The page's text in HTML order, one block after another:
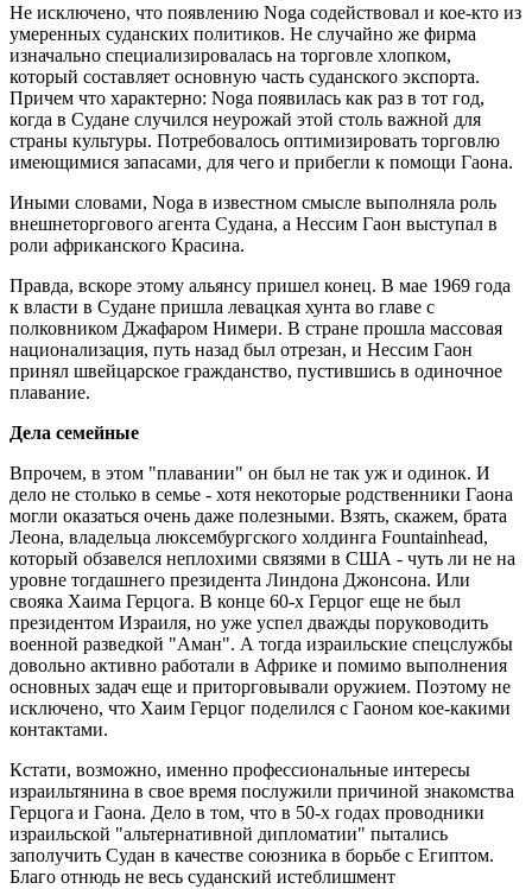
Не исключено, что появлению Noga содействовал и кое-кто из
умеренных суданских политиков. Не случайно же фирма
изначально специализировалась на торговле хлопком,
который составляет основную часть суданского экспорта.
Причем что характерно: Noga появилась как раз в тот год,
когда в Судане случился неурожай этой столь важной для
страны культуры. Потребовалось оптимизировать торговлю
имеющимися запасами, для чего и прибегли к помощи Гаона.
Иными словами, Noga в известном смысле выполняла роль
внешнеторгового агента Судана, а Нессим Гаон выступал в
роли африканского Красина.
Правда, вскоре этому альянсу пришел конец. В мае 1969 года
к власти в Судане пришла левацкая хунта во главе с
полковником Джафаром Нимери. В стране прошла массовая
национализация, путь назад был отрезан, и Нессим Гаон
принял швейцарское гражданство, пустившись в одиночное
плавание.
Дела семейные
Впрочем, в этом "плавании" он был не так уж и одинок. И
дело не столько в семье - хотя некоторые родственники Гаона
могли оказаться очень даже полезными. Взять, скажем, брата
Леона, владельца люксембургского холдинга Fountainhead,
который обзавелся неплохими связями в США - чуть ли не на
уровне тогдашнего президента Линдона Джонсона. Или
свояка Хаима Герцога. В конце 60-х Герцог еще не был
президентом Израиля, но уже успел дважды поруководить
военной разведкой "Аман". А тогда израильские спецслужбы
довольно активно работали в Африке и помимо выполнения
основных задач еще и приторговывали оружием. Поэтому не
исключено, что Хаим Герцог поделился с Гаоном кое-какими
контактами.
Кстати, возможно, именно профессиональные интересы
израильтянина в свое время послужили причиной знакомства
Герцога и Гаона. Дело в том, что в 50-х годах проводники
израильской "альтернативной дипломатии" пытались
заполучить Судан в качестве союзника в борьбе с Египтом.
Благо отнюдь не весь суданский истеблишмент